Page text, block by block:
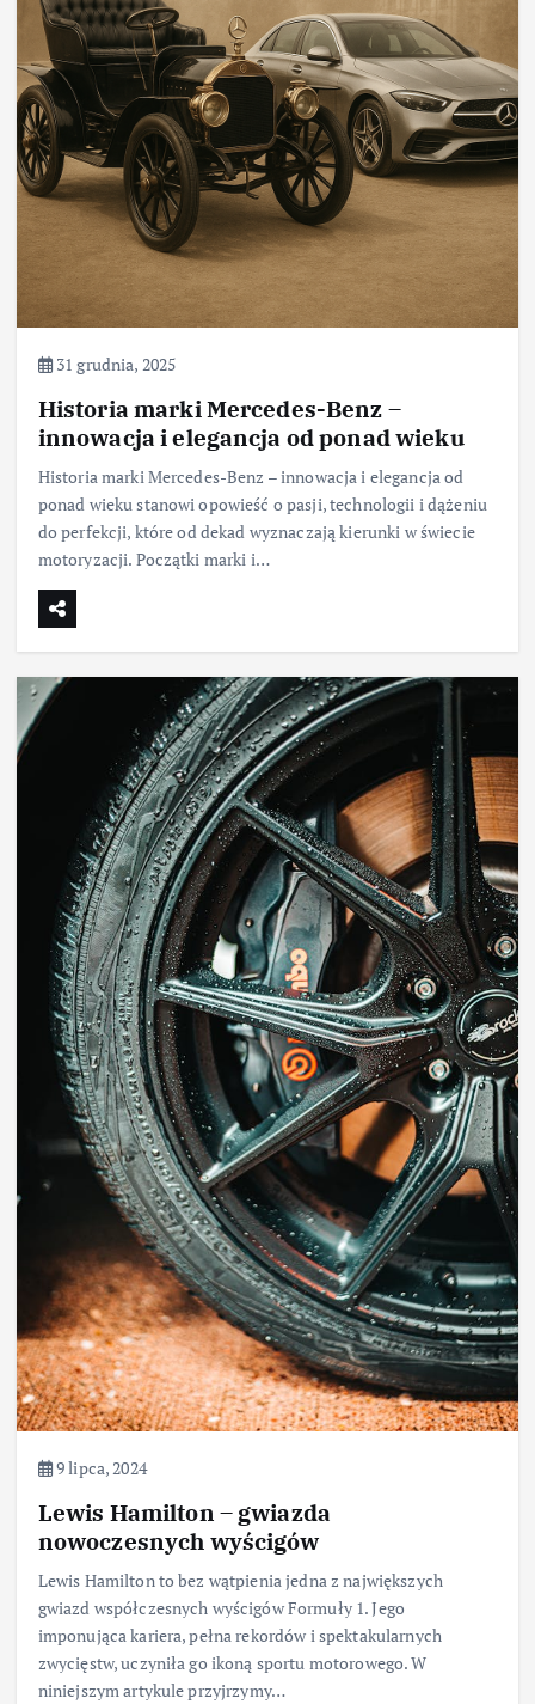
31 grudnia, 2025
Historia marki Mercedes-Benz –
innowacja i elegancja od ponad wieku
Historia marki Mercedes-Benz – innowacja i elegancja od
ponad wieku stanowi opowieść o pasji, technologii i dążeniu
do perfekcji, które od dekad wyznaczają kierunki w świecie
motoryzacji. Początki marki i…
9 lipca, 2024
Lewis Hamilton – gwiazda
nowoczesnych wyścigów
Lewis Hamilton to bez wątpienia jedna z największych
gwiazd współczesnych wyścigów Formuły 1. Jego
imponująca kariera, pełna rekordów i spektakularnych
zwycięstw, uczyniła go ikoną sportu motorowego. W
niniejszym artykule przyjrzymy…